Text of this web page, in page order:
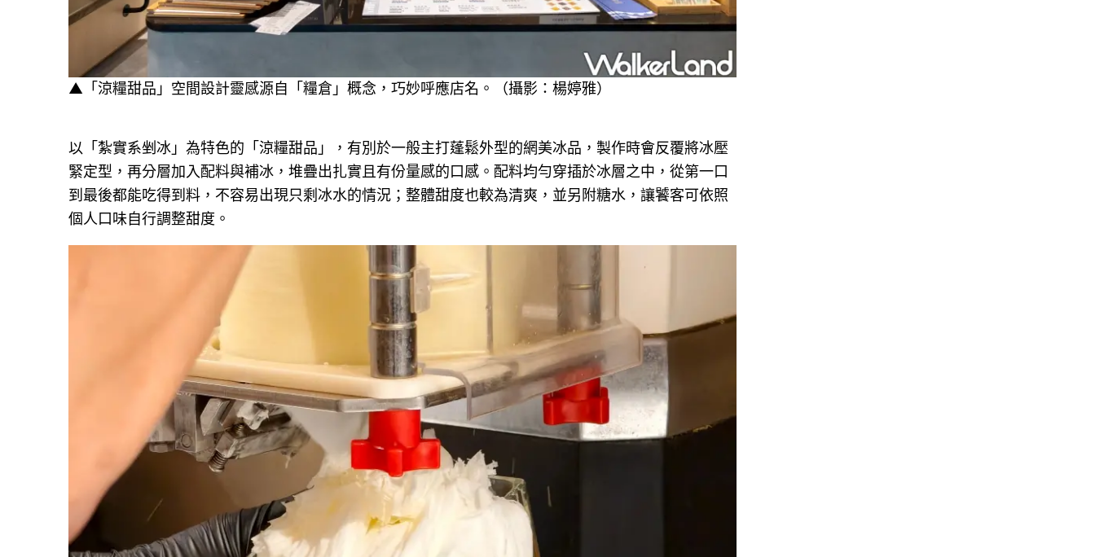
▲「涼糧甜品」空間設計靈感源自「糧倉」概念，巧妙呼應店名。（攝影：楊婷雅）
以「紮實系剉冰」為特色的「涼糧甜品」，有別於一般主打蓬鬆外型的網美冰品，製作時會反覆將冰壓
緊定型，再分層加入配料與補冰，堆疊出扎實且有份量感的口感。配料均勻穿插於冰層之中，從第一口
到最後都能吃得到料，不容易出現只剩冰水的情況；整體甜度也較為清爽，並另附糖水，讓饕客可依照
個人口味自行調整甜度。